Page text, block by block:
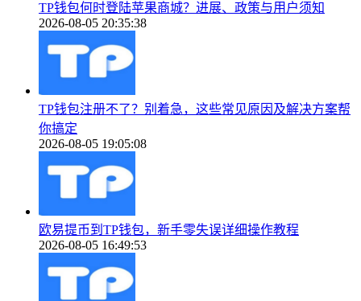
TP钱包何时登陆苹果商城？进展、政策与用户须知
2026-08-05 20:35:38
TP钱包注册不了？别着急，这些常见原因及解决方案帮
你搞定
2026-08-05 19:05:08
欧易提币到TP钱包，新手零失误详细操作教程
2026-08-05 16:49:53